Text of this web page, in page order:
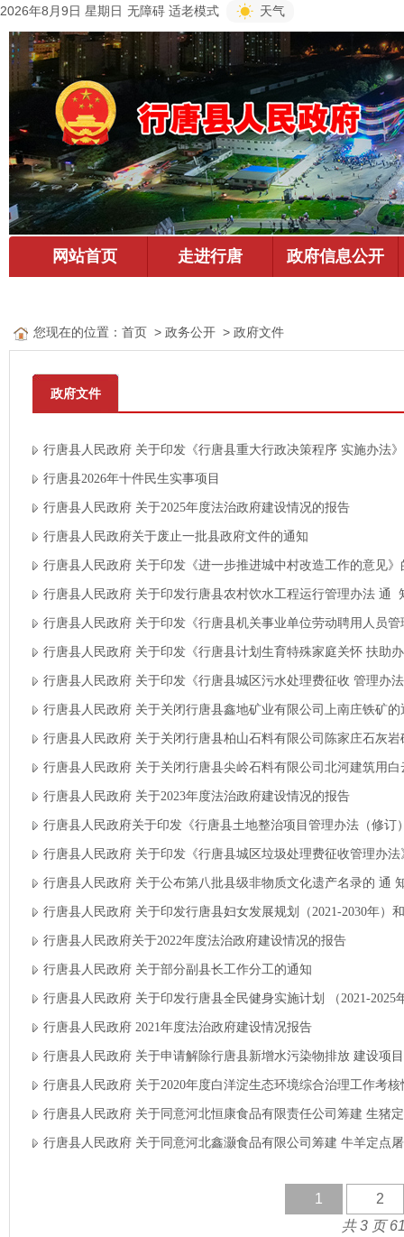
2026年8月9日 星期日 无障碍 适老模式 天气
您现在的位置： 首页 > 政务公开 > 政府文件
政府文件
行唐县人民政府 关于印发《行唐县重大行政决策程序 实施办法
行唐县2026年十件民生实事项目
行唐县人民政府 关于2025年度法治政府建设情况的报告
行唐县人民政府关于废止一批县政府文件的通知
行唐县人民政府 关于印发《进一步推进城中村改造工作的意见》
行唐县人民政府 关于印发行唐县农村饮水工程运行管理办法 通
行唐县人民政府 关于印发《行唐县机关事业单位劳动聘用人员
行唐县人民政府 关于印发《行唐县计划生育特殊家庭关怀 扶助
行唐县人民政府 关于印发《行唐县城区污水处理费征收 管理办
行唐县人民政府 关于关闭行唐县鑫地矿业有限公司上南庄铁矿的
行唐县人民政府 关于关闭行唐县柏山石料有限公司陈家庄石灰岩
行唐县人民政府 关于关闭行唐县尖岭石料有限公司北河建筑用
行唐县人民政府 关于2023年度法治政府建设情况的报告
行唐县人民政府关于印发《行唐县土地整治项目管理办法（修订
行唐县人民政府 关于印发《行唐县城区垃圾处理费征收管理办法
行唐县人民政府 关于公布第八批县级非物质文化遗产名录的 通
行唐县人民政府 关于印发行唐县妇女发展规划（2021-2030年）
行唐县人民政府关于2022年度法治政府建设情况的报告
行唐县人民政府 关于部分副县长工作分工的通知
行唐县人民政府 关于印发行唐县全民健身实施计划 （2021-2025
行唐县人民政府 2021年度法治政府建设情况报告
行唐县人民政府 关于申请解除行唐县新增水污染物排放 建设项
行唐县人民政府 关于2020年度白洋淀生态环境综合治理工作考
行唐县人民政府 关于同意河北恒康食品有限责任公司筹建 生猪
行唐县人民政府 关于同意河北鑫灏食品有限公司筹建 牛羊定点
1
2
共 3 页